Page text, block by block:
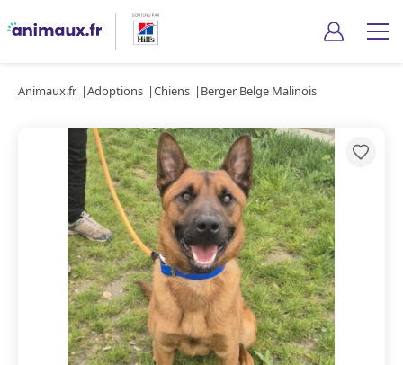
Animaux.fr Adoptions Chiens Berger Belge Malinois